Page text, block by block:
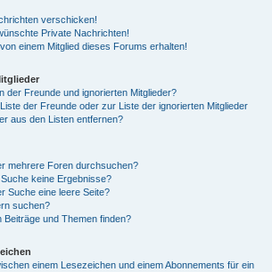
verschicken!
Private Nachrichten!
einem Mitglied dieses Forums erhalten!
der Freunde und ignorierten Mitglieder?
der Freunde oder zur Liste der ignorierten Mitglieder
aus den Listen entfernen?
mehrere Foren durchsuchen?
keine Ergebnisse?
Suche eine leere Seite?
suchen?
Beiträge und Themen finden?
einem Lesezeichen und einem Abonnements für ein